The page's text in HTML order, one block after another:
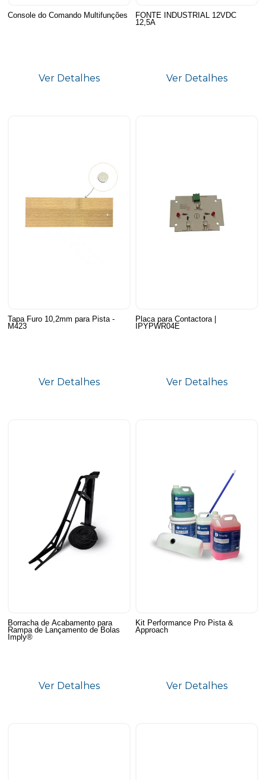
Console do Comando Multifunções
Ver Detalhes
FONTE INDUSTRIAL 12VDC
12,5A
Ver Detalhes
Tapa Furo 10,2mm para Pista -
M423
Ver Detalhes
Placa para Contactora |
IPYPWR04E
Ver Detalhes
Borracha de Acabamento para
Rampa de Lançamento de Bolas
Imply®
Ver Detalhes
Kit Performance Pro Pista &
Approach
Ver Detalhes